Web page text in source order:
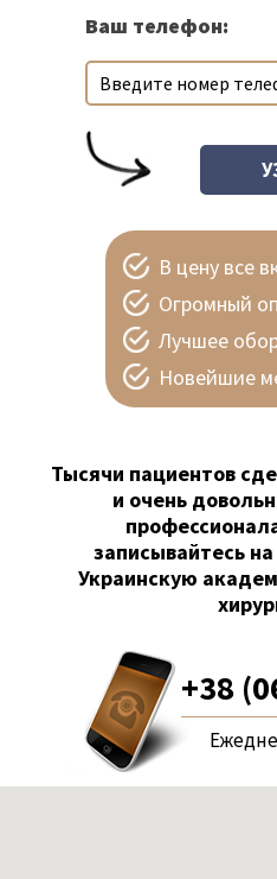
Ваш телефон:
В цену все
Огромный
Лучшее
Новейшие
Тысячи пациентов
и очень
записывайтесь
Украинскую
+38